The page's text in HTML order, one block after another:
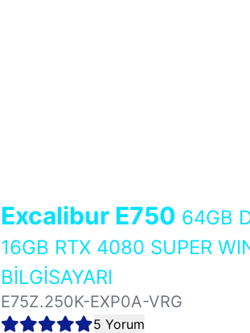
Excalibur E750 64GB
16GB RTX 4080 SUPER
BİLGİSAYARI
E75Z.250K-EXP0A-VRG
5 Yorum